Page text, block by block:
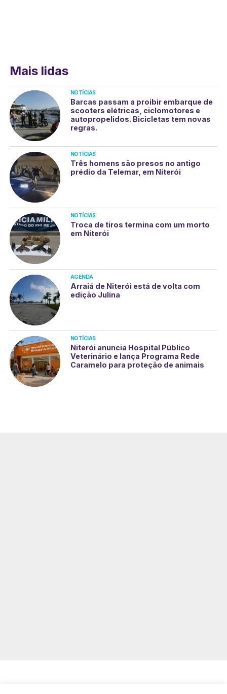
Mais lidas
NOTÍCIAS
Barcas passam a proibir embarque de
scooters elétricas, ciclomotores e
autopropelidos. Bicicletas tem novas
regras.
NOTÍCIAS
Três homens são presos no antigo
prédio da Telemar, em Niterói
NOTÍCIAS
Troca de tiros termina com um morto
em Niterói
AGENDA
Arraiá de Niterói está de volta com
edição Julina
NOTÍCIAS
Niterói anuncia Hospital Público
Veterinário e lança Programa Rede
Caramelo para proteção de animais